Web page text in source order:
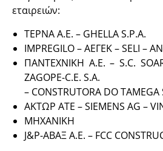
εταιρειών:
ΤΕΡΝΑ Α.Ε. – GHELLA S.P.A.
IMPREGILO – ΑΕΓΕΚ – SELI –
ΠΑΝΤΕΧΝΙΚΗ Α.Ε. – S.C.
ZAGOPE-C.E. S.A.
– CONSTRUTORA DO TAMEGA
ΑΚΤΩΡ ΑΤΕ – SIEMENS AG –
ΜΗΧΑΝΙΚΗ
J&P-ΑΒΑΞ Α.Ε. – FCC